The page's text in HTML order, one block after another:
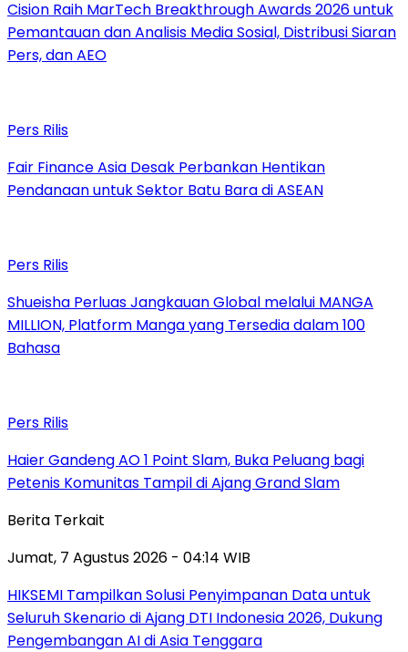
Cision Raih MarTech Breakthrough Awards 2026 untuk
Pemantauan dan Analisis Media Sosial, Distribusi Siaran
Pers, dan AEO
Pers Rilis
Fair Finance Asia Desak Perbankan Hentikan
Pendanaan untuk Sektor Batu Bara di ASEAN
Pers Rilis
Shueisha Perluas Jangkauan Global melalui MANGA
MILLION, Platform Manga yang Tersedia dalam 100
Bahasa
Pers Rilis
Haier Gandeng AO 1 Point Slam, Buka Peluang bagi
Petenis Komunitas Tampil di Ajang Grand Slam
Berita Terkait
Jumat, 7 Agustus 2026 - 04:14 WIB
HIKSEMI Tampilkan Solusi Penyimpanan Data untuk
Seluruh Skenario di Ajang DTI Indonesia 2026, Dukung
Pengembangan AI di Asia Tenggara